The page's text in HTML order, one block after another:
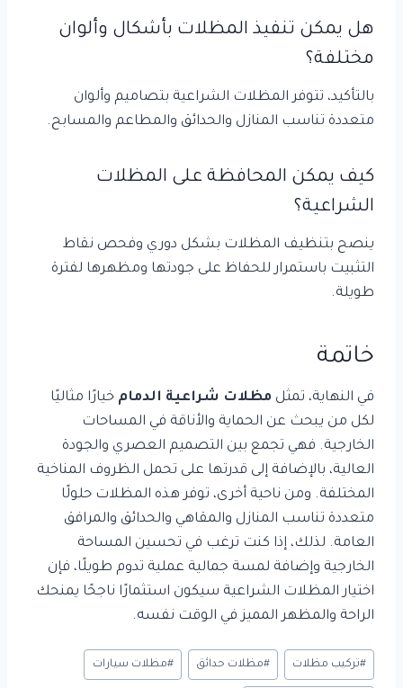
هل يمكن تنفيذ المظلات بأشكال وألوان
مختلفة؟
بالتأكيد، تتوفر المظلات الشراعية بتصاميم وألوان
متعددة تناسب المنازل والحدائق والمطاعم والمسابح.
كيف يمكن المحافظة على المظلات
الشراعية؟
ينصح بتنظيف المظلات بشكل دوري وفحص نقاط
التثبيت باستمرار للحفاظ على جودتها ومظهرها لفترة
طويلة.
خاتمة
في النهاية، تمثل مظلات شراعية الدمام خيارًا مثاليًا
لكل من يبحث عن الحماية والأناقة في المساحات
الخارجية. فهي تجمع بين التصميم العصري والجودة
العالية، بالإضافة إلى قدرتها على تحمل الظروف المناخية
المختلفة. ومن ناحية أخرى، توفر هذه المظلات حلولًا
متعددة تناسب المنازل والمقاهي والحدائق والمرافق
العامة. لذلك، إذا كنت ترغب في تحسين المساحة
الخارجية وإضافة لمسة جمالية عملية تدوم طويلًا، فإن
اختيار المظلات الشراعية سيكون استثمارًا ناجحًا يمنحك
الراحة والمظهر المميز في الوقت نفسه.
وسوم
المقال:
#تركيب مظلات #مظلات حدائق #مظلات سيارات